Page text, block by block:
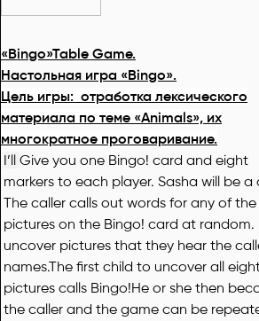
«Bingo»Table Game.
Настольная игра «Bingo».
Цель игры: отработка лексического
материала по теме «Animals», их
многократное проговаривание.
I’ll Give you one Bingo! card and eight
markers to each player. Sasha will be a
The caller calls out words for any of the
pictures on the Bingo! card at random.
uncover pictures that they hear the
names.The first child to uncover all
pictures calls Bingo!He or she then
the caller and the game can be